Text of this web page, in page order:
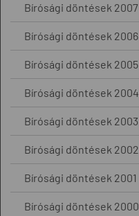
Bírósági döntések 2007
Bírósági döntések 2006
Bírósági döntések 2005
Bírósági döntések 2004
Bírósági döntések 2003
Bírósági döntések 2002
Bírósági döntések 2001
Bírósági döntések 2000